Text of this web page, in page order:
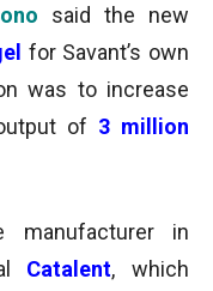
said the new
for Savant’s own
was to increase
of 3 million
manufacturer in
Catalent, which